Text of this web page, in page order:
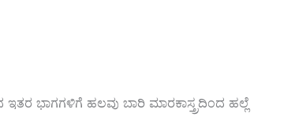
ಭಾಗಗಳಿಗೆ ಹಲವು ಬಾರಿ ಮಾರಕಾಸ್ತ್ರದಿಂದ ಹಲ್ಲೆ